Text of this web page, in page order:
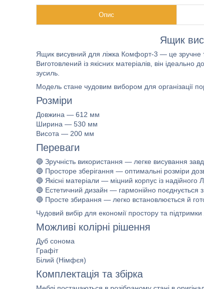
Опис
Ящик
Ящик висувний для ліжка Комфорт-3 — це зручне
Виготовлений із якісних матеріалів, він
зусиль.
Модель стане чудовим вибором для організації
Розміри
Довжина — 612 мм
Ширина — 530 мм
Висота — 200 мм
Переваги
🔵 Зручність використання — легке висування
🔵 Просторе зберігання — оптимальні розміри
🔵 Якісні матеріали — міцний корпус із надійного
🔵 Естетичний дизайн — гармонійно поєднується з
🔵 Просте збирання — легко встановлюється й
Чудовий вибір для економії простору та підтримки
Можливі колірні рішення
Дуб сонома
Графіт
Білий (Німфєя)
Комплектація та збірка